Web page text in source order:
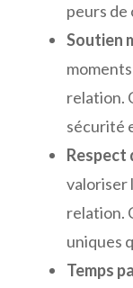
peurs de
Soutien
relation.
sécurité
Respect
valoriser
relation.
uniques
Temps